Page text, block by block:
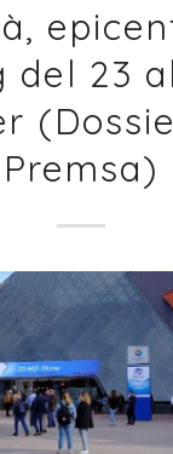
del 23
Premsa)